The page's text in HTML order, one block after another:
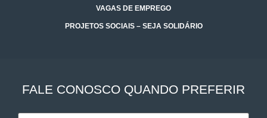
VAGAS DE EMPREGO
PROJETOS SOCIAIS – SEJA SOLIDÁRIO
FALE CONOSCO QUANDO PREFERIR